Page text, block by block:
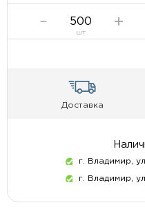
шт
Доставка
г. Владимир,
г. Владимир,